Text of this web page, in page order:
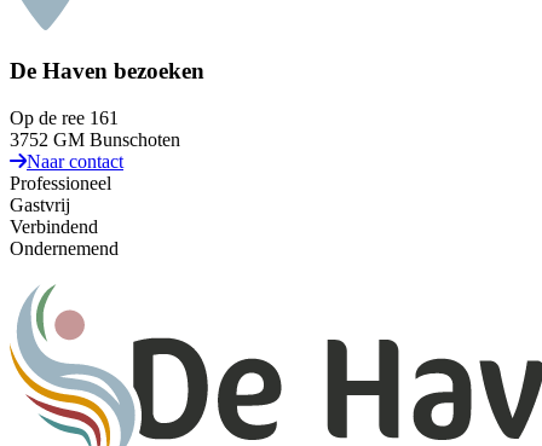
De Haven bezoeken
Op de ree 161
3752 GM Bunschoten
Naar contact
Professioneel
Gastvrij
Verbindend
Ondernemend